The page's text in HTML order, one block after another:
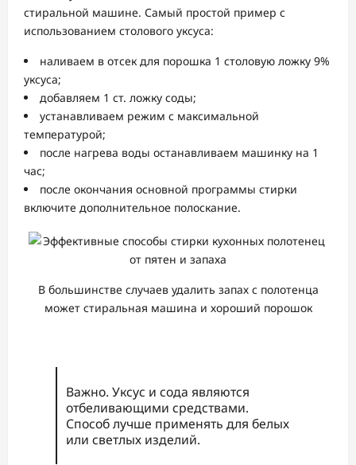
стиральной машине. Самый простой пример с
использованием столового уксуса:
наливаем в отсек для порошка 1 столовую ложку 9%
уксуса;
добавляем 1 ст. ложку соды;
устанавливаем режим с максимальной
температурой;
после нагрева воды останавливаем машинку на 1
час;
после окончания основной программы стирки
включите дополнительное полоскание.
В большинстве случаев удалить запах с полотенца
может стиральная машина и хороший порошок
Важно. Уксус и сода являются
отбеливающими средствами.
Способ лучше применять для белых
или светлых изделий.